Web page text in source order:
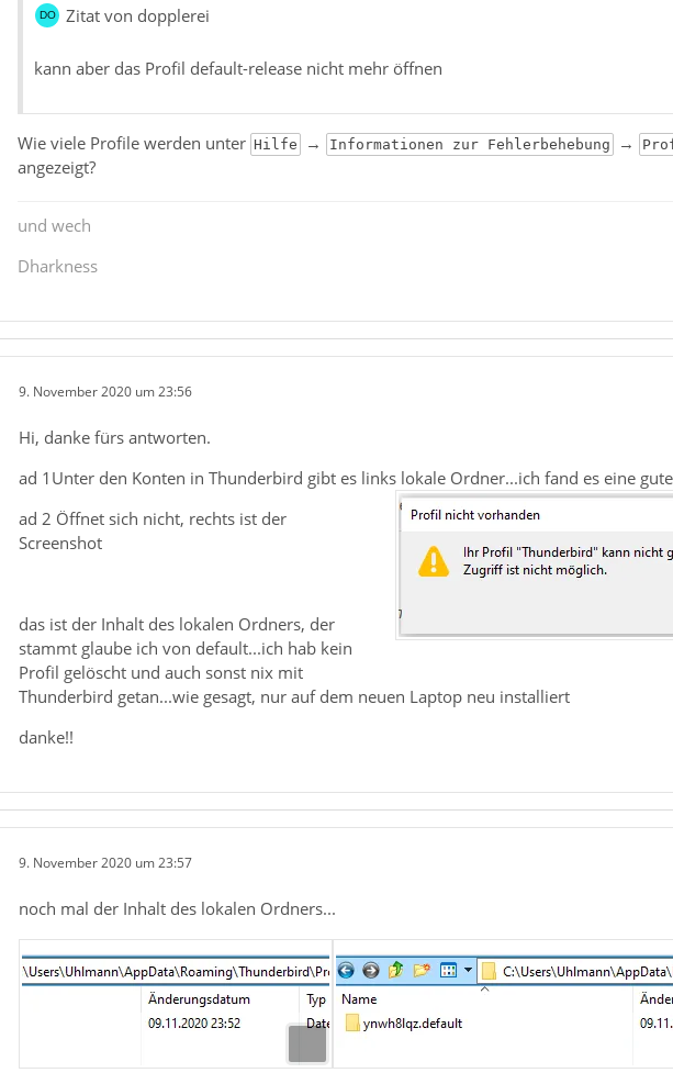
Zitat von dopplerei
kann aber das Profil default-release nicht mehr öffnen
Wie viele Profile werden unter Hilfe → Informationen zur Fehlerbehebung →
angezeigt?
und wech
Dharkness
9. November 2020 um 23:56
Hi, danke fürs antworten.
ad 1Unter den Konten in Thunderbird gibt es links lokale Ordner...ich fand es eine
ad 2 Öffnet sich nicht, rechts ist der
Screenshot
das ist der Inhalt des lokalen Ordners, der
stammt glaube ich von default...ich hab kein
Profil gelöscht und auch sonst nix mit
Thunderbird getan...wie gesagt, nur auf dem neuen Laptop neu installiert
danke!!
9. November 2020 um 23:57
noch mal der Inhalt des lokalen Ordners...